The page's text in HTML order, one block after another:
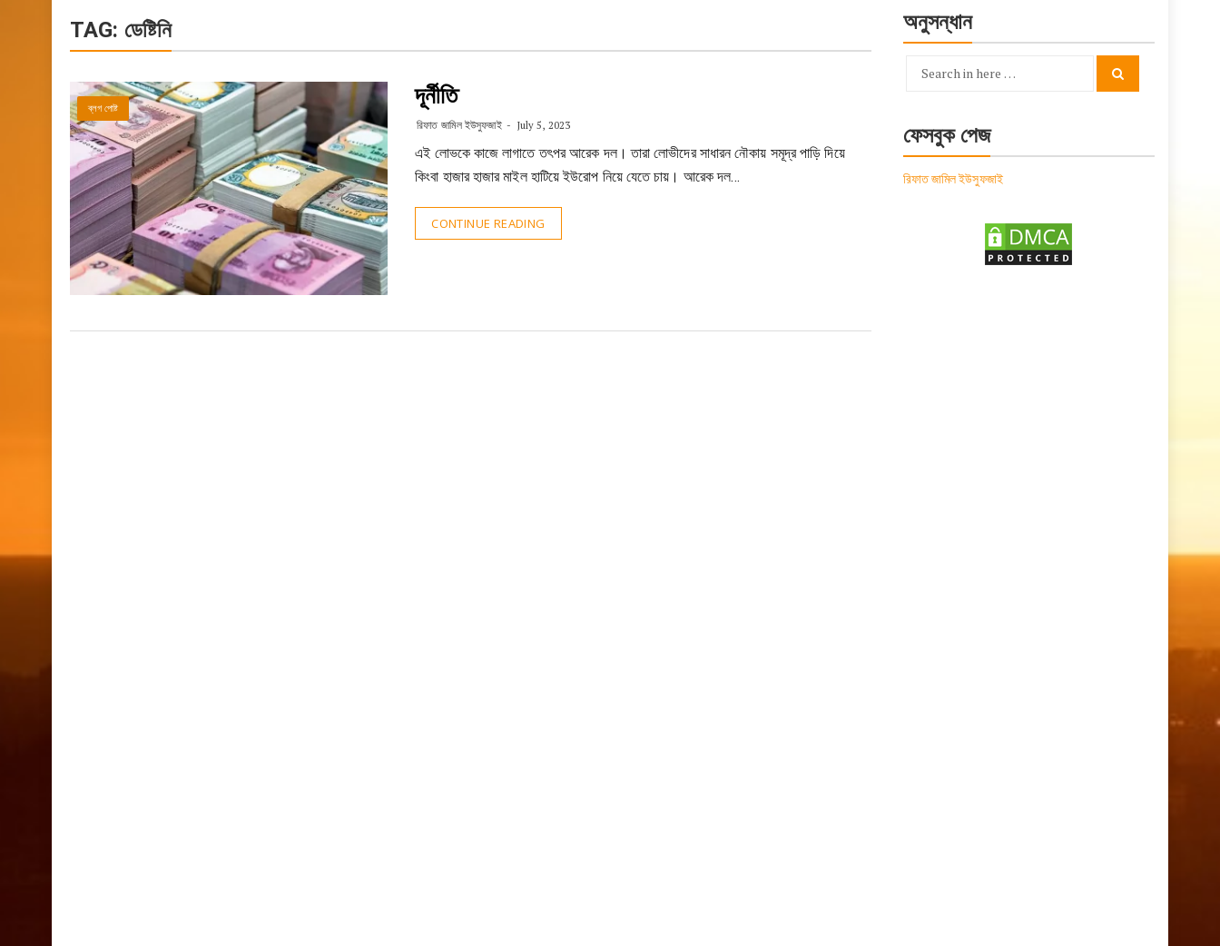
TAG: ডেষ্টিনি
ব্লগ পোষ্ট দূর্নীতি
রিফাত জামিল ইউসুফজাই July 5, 2023
এই লোভকে কাজে লাগাতে তৎপর আরেক দল। তারা লোভীদের সাধারন নৌকায় সমূদ্র পাড়ি দিয়ে
কিংবা হাজার হাজার মাইল হাটিয়ে ইউরোপ নিয়ে যেতে চায়। আরেক দল…
CONTINUE READING
অনুসন্ধান
Search
ফেসবুক পেজ
রিফাত জামিল ইউসুফজাই